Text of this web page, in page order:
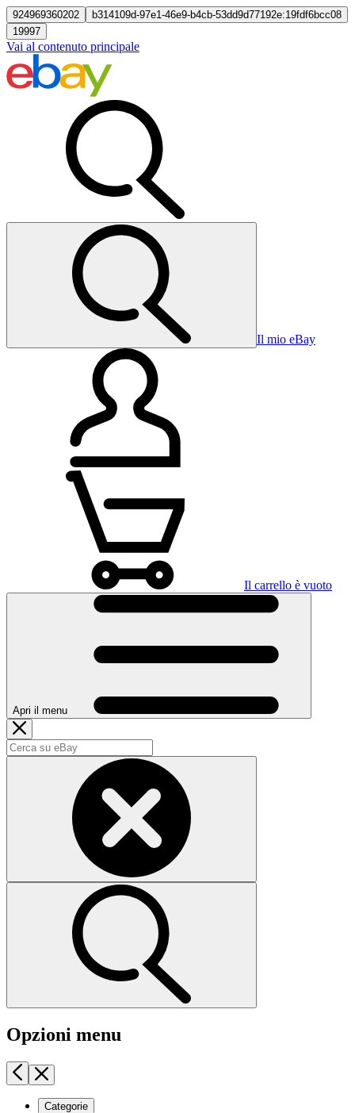
924969360202
b314109d-97e1-46e9-b4cb-53dd9d77192e:19fdf6bcc08
19997
Vai al contenuto principale
Il mio eBay
Il carrello è vuoto
Apri il menu
Opzioni menu
Categorie